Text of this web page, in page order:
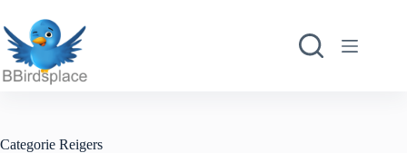
naar
de
inhoud
Categorie Reigers